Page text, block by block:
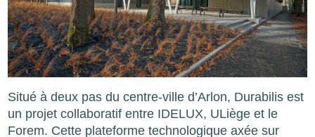
Situé à deux pas du centre-ville d’Arlon, Durabilis est
un projet collaboratif entre IDELUX, ULiège et le
Forem. Cette plateforme technologique axée sur